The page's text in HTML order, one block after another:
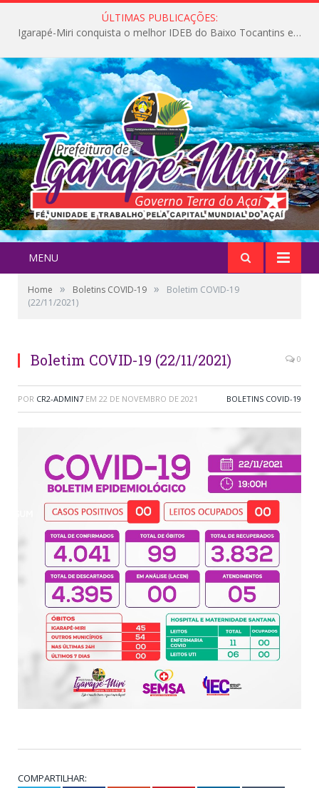
ÚLTIMAS PUBLICAÇÕES:
Igarapé-Miri conquista o melhor IDEB do Baixo Tocantins e avança na qualidade da educação pública
MENU
Home » Boletins COVID-19 »
Boletim COVID-19
(22/11/2021)
Boletim COVID-19 (22/11/2021) 0
POR CR2-ADMIN7 EM 22 DE NOVEMBRO DE 2021 BOLETINS COVID-19
COMPARTILHAR: